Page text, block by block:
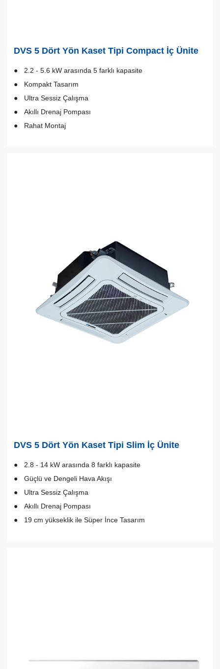
DVS 5 Dört Yön Kaset Tipi Compact İç Ünite
2.2 - 5.6 kW arasında 5 farklı kapasite
Kompakt Tasarım
Ultra Sessiz Çalışma
Akıllı Drenaj Pompası
Rahat Montaj
DVS 5 Dört Yön Kaset Tipi Slim İç Ünite
2.8 - 14 kW arasında 8 farklı kapasite
Güçlü ve Dengeli Hava Akışı
Ultra Sessiz Çalışma
Akıllı Drenaj Pompası
19 cm yükseklik ile Süper İnce Tasarım